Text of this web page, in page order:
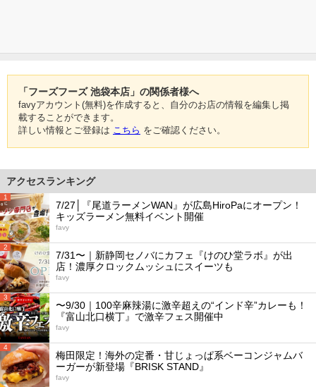
「フーズフーズ 池袋本店」の関係者様へ
favyアカウント(無料)を作成すると、自分のお店の情報を編集し掲
載することができます。
詳しい情報とご登録は こちら をご確認ください。
アクセスランキング
1
7/27│『尾道ラーメンWAN』が広島HiroPaにオープン！
キッズラーメン無料イベント開催
favy
2
7/31〜｜新静岡セノバにカフェ『けのひ堂ラボ』が出
店！濃厚クロックムッシュにスイーツも
favy
3
〜9/30｜100辛麻辣湯に激辛超えの“インド辛”カレーも！
『富山北口横丁』で激辛フェス開催中
favy
4
梅田限定！海外の定番・甘じょっぱ系ベーコンジャムバ
ーガーが新登場『BRISK STAND』
favy